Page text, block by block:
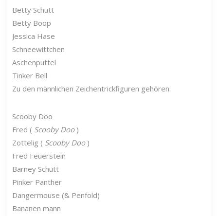
Betty Schutt
Betty Boop
Jessica Hase
Schneewittchen
Aschenputtel
Tinker Bell
Zu den männlichen Zeichentrickfiguren gehören:
Scooby Doo
Fred ( Scooby Doo)
Zottelig ( Scooby Doo)
Fred Feuerstein
Barney Schutt
Pinker Panther
Dangermouse (& Penfold)
Bananen mann